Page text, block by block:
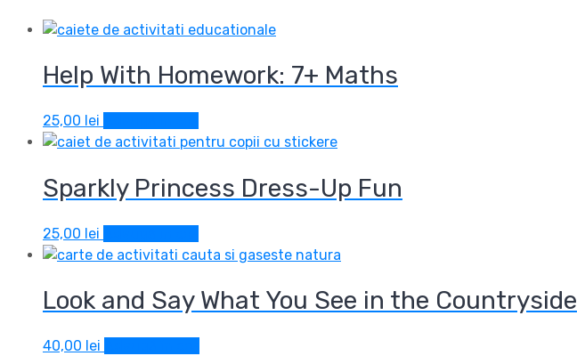
Help With Homework: 7+ Maths
25,00 lei
Sparkly Princess Dress-Up Fun
25,00 lei
Look and Say What You See in the Countryside
40,00 lei